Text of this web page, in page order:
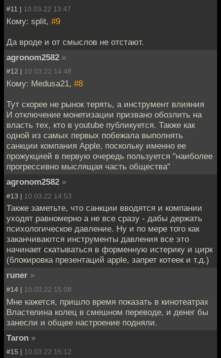
#11 | 10.03.22 13:47
Кому: split, #9
Да вроде и от смыслов не отстают.
agronom2582 »
#12 | 10.03.22 14:48
Кому: Medusa21, #8
Тут скорее не рынок терять, а инструмент влияния
И отключение монетизации призвано обозлить на
власть тех, кто в youtube публикуется. Также как
одной из самых первых побежала выполнять
санкции компания Apple, поскольку именно ее
прожукцией в первую очередь пользуется "наиболее
прогрессивно мыслящая часть общества"
agronom2582 »
#13 | 10.03.22 14:53
Также заметьте, что санкции вводятся и компании
уходят равномерно а не все сразу - дабы держать
психологическое давление. Ну и по мере того как
заканчиваются инструменты давления все это
начинает скатываться в форменную истерику и цирк
(блокировка презентаций apple, запрет котеек и т.д.)
runer »
#14 | 10.03.22 15:08
Мне кажется, пришло время показать в кинотеатрах
Властелина колец в смешном переводе, и денег бы
занесли и общее настроение подняли.
Taron »
#15 | 10.03.22 15:12